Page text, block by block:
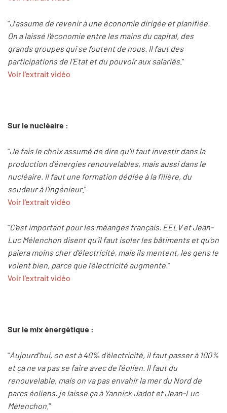
"J'assume de revenir à une économie dirigée et planifiée.
On a laissé l'économie entre les mains du capital, des
grands groupes qui se foutent de nous. Il faut des
participations de l'Etat et du pouvoir aux salariés."
Voir l'extrait vidéo
Sur le nucléaire :
"Je fais le choix assumé de dire qu'il faut investir dans la
production d'énergies renouvelables, mais aussi dans le
nucléaire. Il faut une formation dédiée à la filière, du
soudeur à l'ingénieur."
Voir l'extrait vidéo
"C'est important pour les méanges français. EELV et Jean-
Luc Mélenchon disent qu'il faut isoler les bâtiments et qu'on
paiera moins cher d'électricité, mais ils mentent, les gens le
voient bien, parce que l'électricité augmente."
Voir l'extrait vidéo
Sur le mix énergétique :
"Aujourd'hui, on est à 40% d'électricité, il faut passer à 100%
et ça ne va pas se faire avec de l'éolien. Il faut du
renouvelable, mais on va pas envahir la mer du Nord de
parcs éoliens, je laisse ça à Yannick Jadot et Jean-Luc
Mélenchon ."